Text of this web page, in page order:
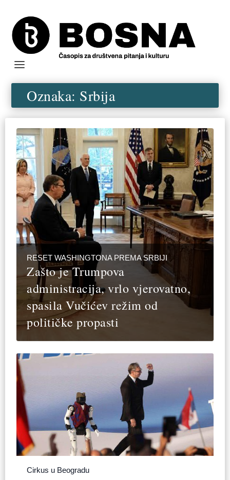
Oznaka: Srbija
RESET WASHINGTONA PREMA SRBIJI
Zašto je Trumpova
administracija, vrlo vjerovatno,
spasila Vučićev režim od
političke propasti
Cirkus u Beogradu